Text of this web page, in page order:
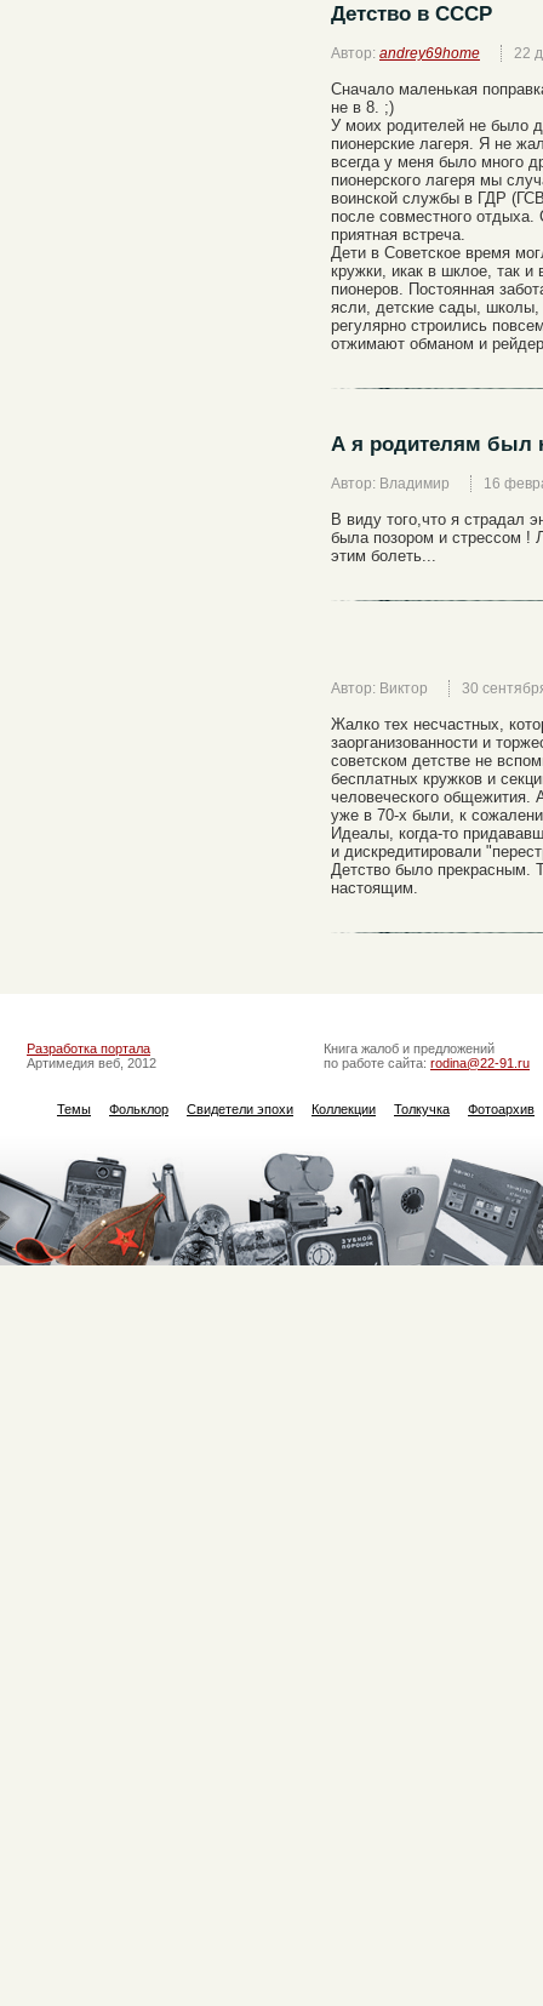
Детство в СССР
Автор: andrey69home 22
Сначало маленькая
не в 8. ;)
У моих родителей не было
пионерские лагеря. Я не
всегда у меня было много
пионерского лагеря мы
воинской службы в ГДР
после совместного
приятная встреча.
Дети в Советское время
кружки, икак в шклое, так и
пионеров. Постоянная
ясли, детские сады, школы,
регулярно строились
отжимают обманом и
А я родителям был
Автор: Владимир 16
В виду того,что я страдал
была позором и стрессом !
этим болеть...
Автор: Виктор 30
Жалко тех несчастных,
заорганизованности и
советском детстве не
бесплатных кружков и
человеческого общежития.
уже в 70-х были, к
Идеалы, когда-то
и дискредитировали
Детство было прекрасным.
настоящим.
Разработка портала
Артимедия веб, 2012
Книга жалоб и предложений
по работе сайта: rodina@22-91.ru
Темы Фольклор Свидетели эпохи Коллекции Толкучка Фотоархив